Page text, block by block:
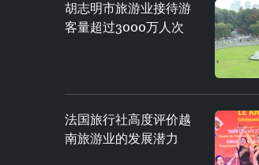
胡志明市旅游业接待游
客量超过3000万人次
法国旅行社高度评价越
南旅游业的发展潜力